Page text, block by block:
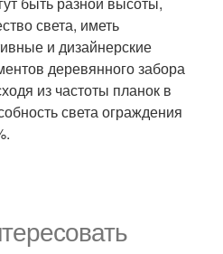
света, иметь
и дизайнерские
деревянного забора
из частоты планок в
света ограждения